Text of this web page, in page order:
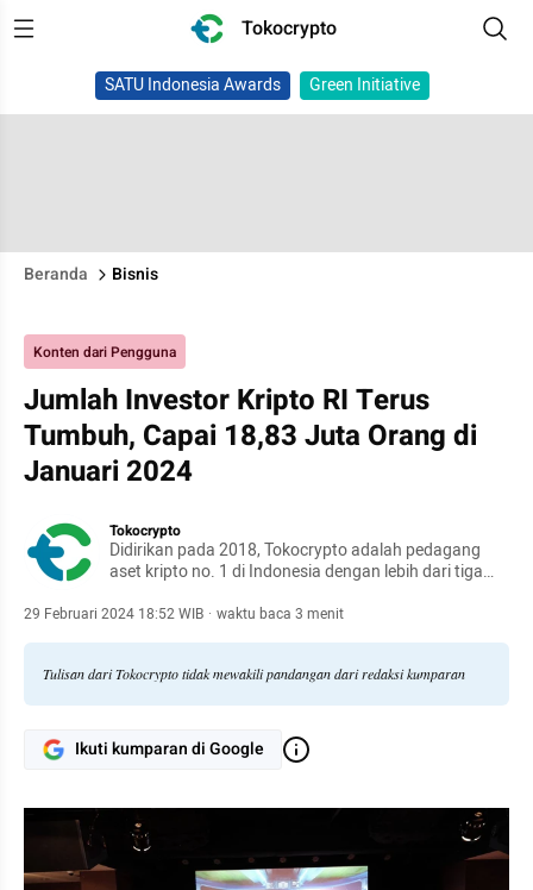
Tokocrypto
SATU Indonesia Awards Green Initiative
Beranda Bisnis
Konten dari Pengguna
Jumlah Investor Kripto RI Terus
Tumbuh, Capai 18,83 Juta Orang di
Januari 2024
Tokocrypto
Didirikan pada 2018, Tokocrypto adalah pedagang
aset kripto no. 1 di Indonesia dengan lebih dari tiga
mencapai 10 juta dolar AS.
29 Februari 2024 18:52 WIB · waktu baca 3 menit
Tulisan dari Tokocrypto tidak mewakili pandangan dari redaksi kumparan
Ikuti kumparan di Google